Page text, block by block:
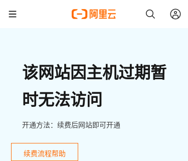
该网站因主机过期暂
时无法访问
开通方法：续费后网站即可开通
续费流程帮助